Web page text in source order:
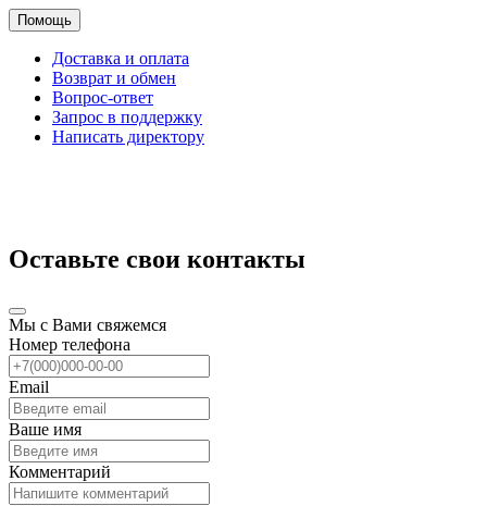
Помощь
Доставка и оплата
Возврат и обмен
Вопрос-ответ
Запрос в поддержку
Написать директору
Оставьте свои контакты
Мы с Вами свяжемся
Номер телефона
Email
Ваше имя
Комментарий